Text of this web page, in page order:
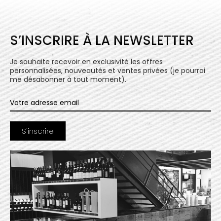
S’INSCRIRE À LA NEWSLETTER
Je souhaite recevoir en exclusivité les offres
personnalisées, nouveautés et ventes privées (je pourrai
me désabonner à tout moment).